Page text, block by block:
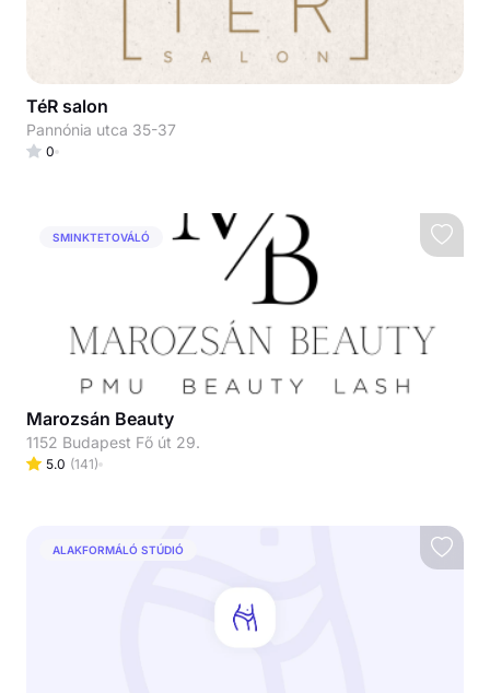
TéR salon
Pannónia utca 35-37
0
SMINKTETOVÁLÓ
Marozsán Beauty
1152 Budapest Fő út 29.
5.0 (141)
ALAKFORMÁLÓ STÚDIÓ